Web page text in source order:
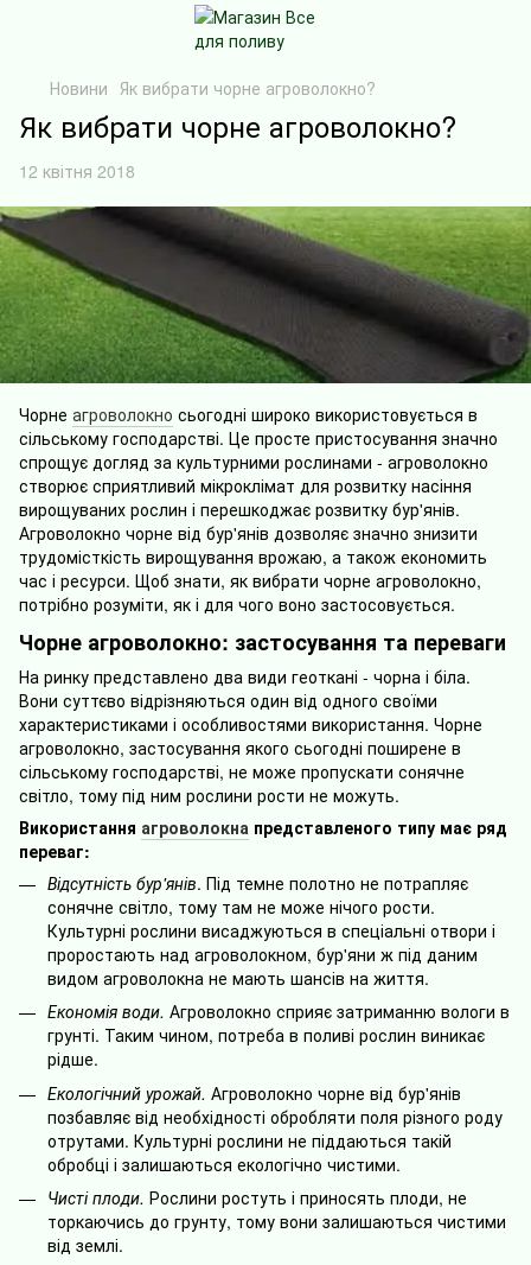
Новини Як вибрати чорне агроволокно?
Як вибрати чорне агроволокно?
12 квітня 2018
Чорне агроволокно сьогодні широко використовується в
сільському господарстві. Це просте пристосування значно
спрощує догляд за культурними рослинами - агроволокно
створює сприятливий мікроклімат для розвитку насіння
вирощуваних рослин і перешкоджає розвитку бур'янів.
Агроволокно чорне від бур'янів дозволяє значно знизити
трудомісткість вирощування врожаю, а також економить
час і ресурси. Щоб знати, як вибрати чорне агроволокно,
потрібно розуміти, як і для чого воно застосовується.
Чорне агроволокно: застосування та переваги
На ринку представлено два види геоткані - чорна і біла.
Вони суттєво відрізняються один від одного своїми
характеристиками і особливостями використання. Чорне
агроволокно, застосування якого сьогодні поширене в
сільському господарстві, не може пропускати сонячне
світло, тому під ним рослини рости не можуть.
Використання агроволокна представленого типу має ряд
переваг:
Відсутність бур'янів. Під темне полотно не потрапляє
сонячне світло, тому там не може нічого рости.
Культурні рослини висаджуються в спеціальні отвори і
проростають над агроволокном, бур'яни ж під даним
видом агроволокна не мають шансів на життя.
Економія води. Агроволокно сприяє затриманню вологи в
грунті. Таким чином, потреба в поливі рослин виникає
рідше.
Екологічний урожай. Агроволокно чорне від бур'янів
позбавляє від необхідності обробляти поля різного роду
отрутами. Культурні рослини не піддаються такій
обробці і залишаються екологічно чистими.
Чисті плоди. Рослини ростуть і приносять плоди, не
торкаючись до грунту, тому вони залишаються чистими
від землі.